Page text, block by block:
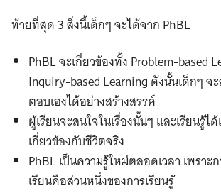
ท้ายที่สุด 3 สิ่งนี้เด็กๆ จะได้จาก PhBL
PhBL จะเกี่ยวข้องทั้ง Problem-based
Inquiry-based Learning ดังนั้นเด็กๆ จ
ตอบเองได้อย่างสร้างสรรค์
ผู้เรียนจะสนใจในเรื่องนั้นๆ และเรียนรู้ไ
เกี่ยวข้องกับชีวิตจริง
PhBL เป็นความรู้ใหม่ตลอดเวลา เพรา
เรียนคือส่วนหนึ่งของการเรียนรู้